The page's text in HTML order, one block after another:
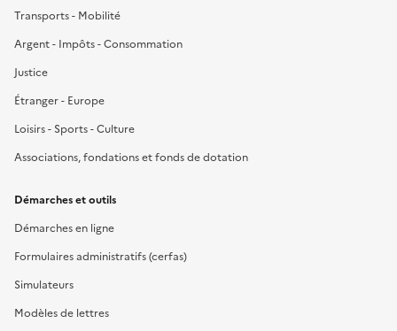
Transports - Mobilité
Argent - Impôts - Consommation
Justice
Étranger - Europe
Loisirs - Sports - Culture
Associations, fondations et fonds de dotation
Démarches et outils
Démarches en ligne
Formulaires administratifs (cerfas)
Simulateurs
Modèles de lettres